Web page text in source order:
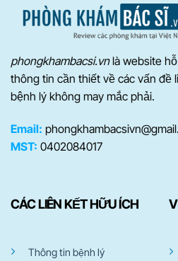
phongkhambacsi.vnlà website
thông tin cần thiết về các vấn đề
bệnh lý không may mắc phải.
Email:
MST: 0402084017
CÁC LIÊN KẾT HỮU ÍCH
Thông tin bệnh lý